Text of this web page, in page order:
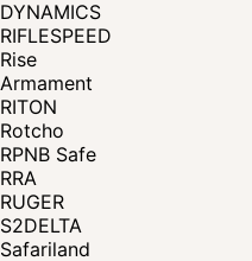
DYNAMICS
RIFLESPEED
Rise
Armament
RITON
Rotcho
RPNB Safe
RRA
RUGER
S2DELTA
Safariland